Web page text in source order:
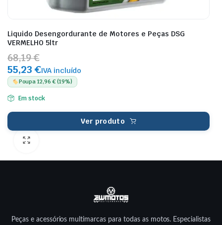
Liquido Desengordurante de Motores e Peças DSG
VERMELHO 5ltr
68,19 €
55,23 €IVA incluído
Poupa 12,96 € (19%)
Em stock
Ver produto
Peças e acessórios multimarcas para todas as motos. Especialistas